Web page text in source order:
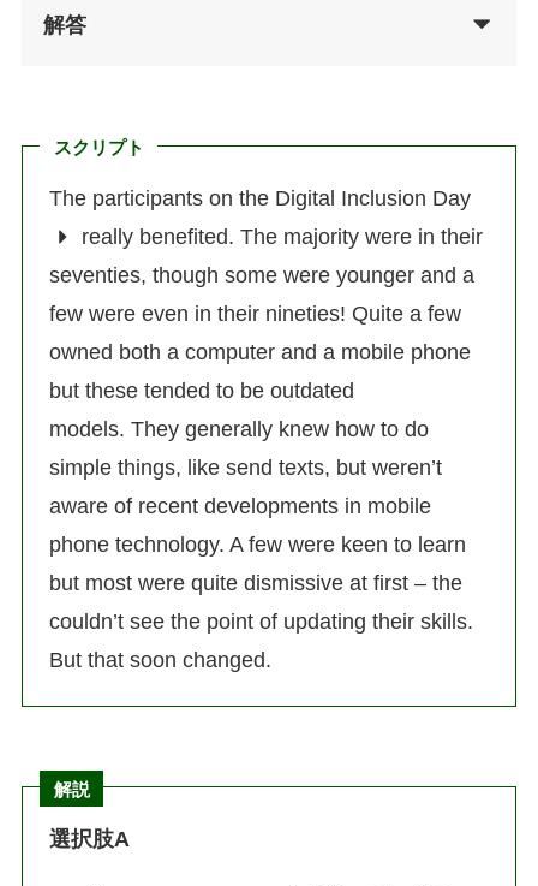
解答
スクリプト
The participants on the Digital Inclusion Day
really benefited. The majority were in their
seventies, though some were younger and a
few were even in their nineties! Quite a few
owned both a computer and a mobile phone
but these tended to be outdated
models. They generally knew how to do
simple things, like send texts, but weren’t
aware of recent developments in mobile
phone technology. A few were keen to learn
but most were quite dismissive at first – the
couldn’t see the point of updating their skills.
But that soon changed.
解説
選択肢A